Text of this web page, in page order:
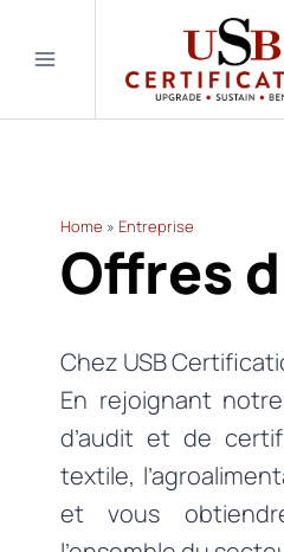
Home » Entreprise
Offres
Chez USB
En rejoignant
d’audit et de
textile,
et vous